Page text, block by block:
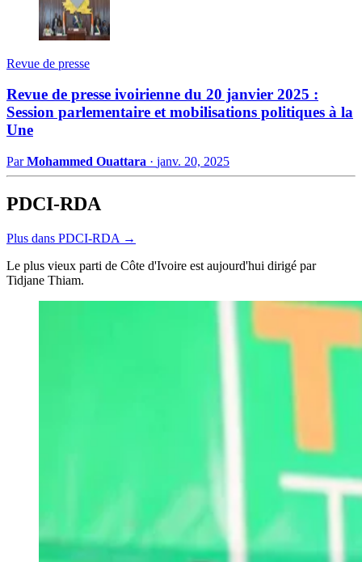
Revue de presse
Revue de presse ivoirienne du 20 janvier 2025 :
Session parlementaire et mobilisations politiques à la
Une
ParMohammed Ouattara · janv. 20, 2025
PDCI-RDA
Plus dans PDCI-RDA →
Le plus vieux parti de Côte d'Ivoire est aujourd'hui dirigé par
Tidjane Thiam.